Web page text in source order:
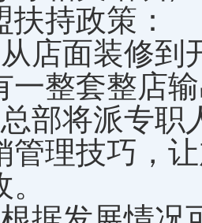
持政策：
面装修到
一整套整店
将派专职
管理技巧，